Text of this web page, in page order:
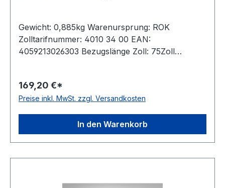
Gewicht: 0,885kg Warenursprung: ROK
Zolltarifnummer: 4010 34 00 EAN:
4059213026303 Bezugslänge Zoll: 75Zoll
ummantelt antistatisch: ja Norm: DIN 7722
Breite: 22mm Höhe: 17mm Material: Neoprene
169,20 €*
Preise inkl. MwSt. zzgl. Versandkosten
In den Warenkorb